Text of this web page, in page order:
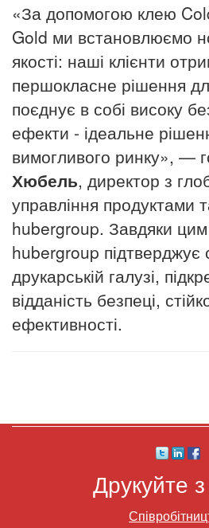
«За допомогою клею
Gold ми встановлюємо
якості: наші клієнти
першокласне рішення
поєднує в собі високу
ефекти - ідеальне
вимогливого ринку», —
Хюбель, директор з
управління продуктами
hubergroup. Завдяки цим
hubergroup підтверджує
друкарській галузі,
відданість безпеці,
ефективності.
Друкуйте